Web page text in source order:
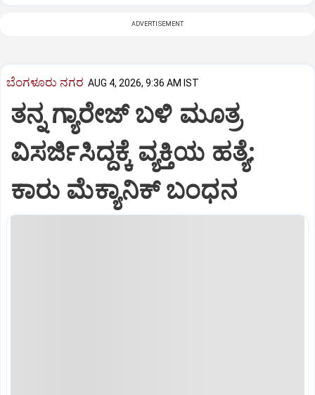
ADVERTISEMENT
ಬೆಂಗಳೂರು ನಗರ AUG 4, 2026, 9:36 AM IST
ತನ್ನ ಗ್ಯಾರೇಜ್ ಬಳಿ ಮೂತ್ರ
ವಿಸರ್ಜಿಸಿದ್ದಕ್ಕೆ ವ್ಯಕ್ತಿಯ ಹತ್ಯೆ:
ಕಾರು ಮೆಕ್ಯಾನಿಕ್ ಬಂಧನ